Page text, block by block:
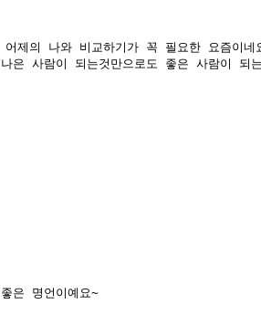
어제의 나와 비교하기가 꼭 필요한 요즘이네
은 사람이 되는것만으로도 좋은 사람이 되
은 명언이예요~